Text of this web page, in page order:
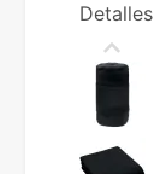
Detalles